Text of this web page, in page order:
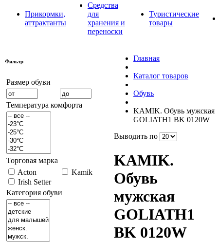
Прикормки,
аттрактанты
Средства
для
хранения и
переноски
Туристические
товары
Фильтр
Размер обуви
Температура комфорта
Торговая марка
Acton
Irish Setter
Kamik
Категория обуви
Главная
Каталог товаров
Обувь
KAMIK. Обувь мужская
GOLIATH1 BK 0120W
Выводить по
KAMIK.
Обувь
мужская
GOLIATH1
BK 0120W